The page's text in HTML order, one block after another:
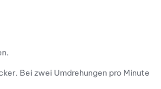
Bei zwei Umdrehungen pro Minute